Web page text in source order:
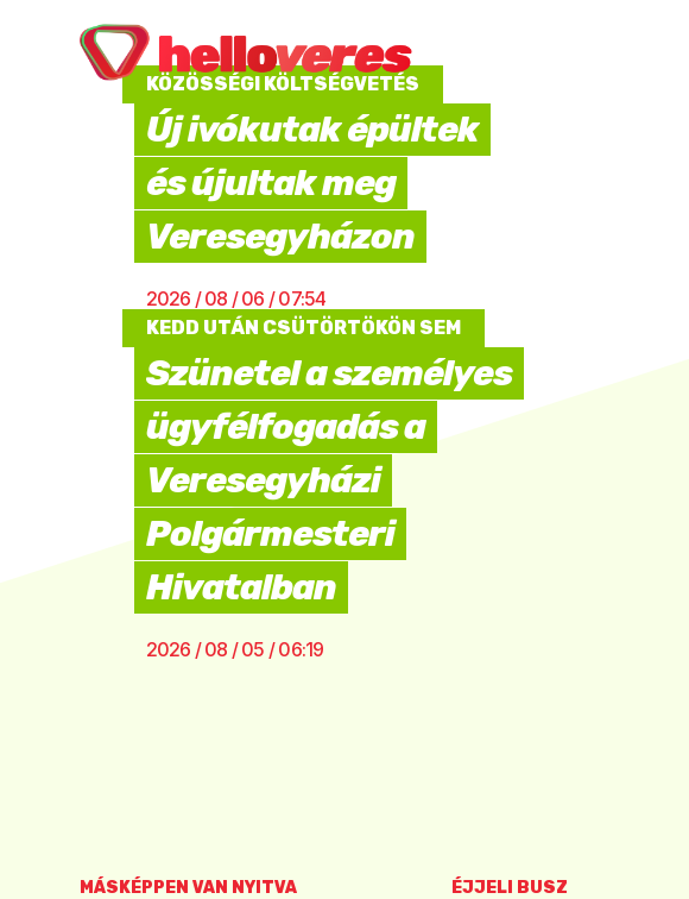
KÖZÖSSÉGI KÖLTSÉGVETÉS
Új ivókutak épültek
és újultak meg
Veresegyházon
2026 / 08 / 06 / 07:54
KEDD UTÁN CSÜTÖRTÖKÖN SEM
Szünetel a személyes
ügyfélfogadás a
Veresegyházi
Polgármesteri
Hivatalban
2026 / 08 / 05 / 06:19
MÁSKÉPPEN VAN NYITVA ÉJJELI BUSZ